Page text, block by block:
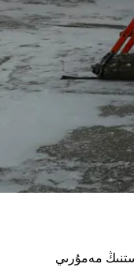
مەمۇرىي